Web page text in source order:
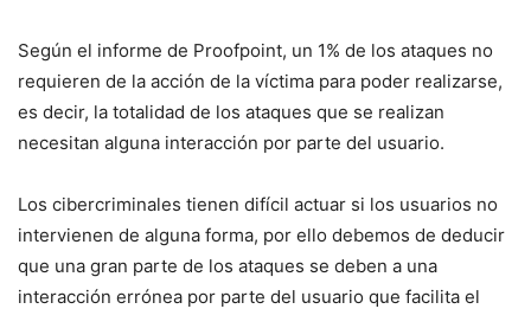
Según el informe de Proofpoint, un 1% de los ataques no
requieren de la acción de la víctima para poder realizarse,
es decir, la totalidad de los ataques que se realizan
necesitan alguna interacción por parte del usuario.
Los cibercriminales tienen difícil actuar si los usuarios no
intervienen de alguna forma, por ello debemos de deducir
que una gran parte de los ataques se deben a una
interacción errónea por parte del usuario que facilita el